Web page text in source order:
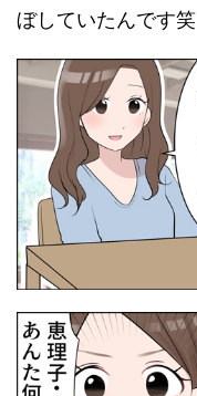
ぼしていたんです笑